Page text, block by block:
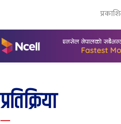
प्रतिक्रिया